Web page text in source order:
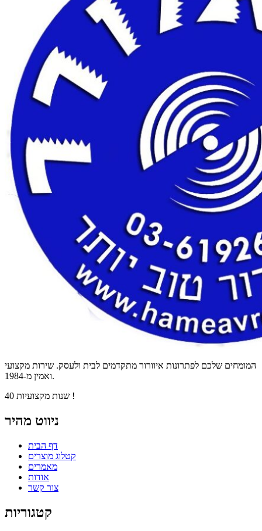
המומחים שלכם לפתרונות איוורור מתקדמים לבית ולעסק. שירות מקצועי
ואמין מ-1984.
40 שנות מקצועיות !
ניווט מהיר
דף הבית
קטלוג מוצרים
מאמרים
אודות
צור קשר
קטגוריות